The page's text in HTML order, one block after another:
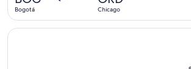
Bogotá Chicago
Seleccionar vuelo de Viva, con salida el